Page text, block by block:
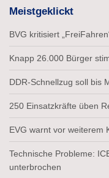
Meistgeklickt
BVG kritisiert
Knapp 26.000 Bürger
DDR-Schnellzug soll bis
250 Einsatzkräfte üben
EVG warnt vor weiterem
Technische Probleme:
unterbrochen